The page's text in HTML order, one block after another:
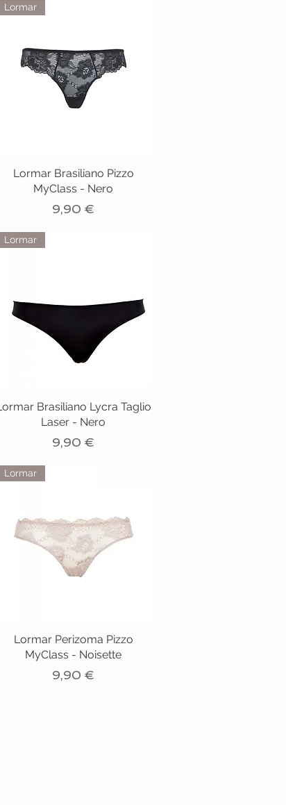
Lormar
Lormar Brasiliano Pizzo
MyClass - Nero
Prezzo
9,90 €
Lormar
Brasiliano Lycra Taglio
Laser - Nero
Prezzo
9,90 €
Lormar
Lormar Perizoma Pizzo
MyClass - Noisette
Prezzo
9,90 €